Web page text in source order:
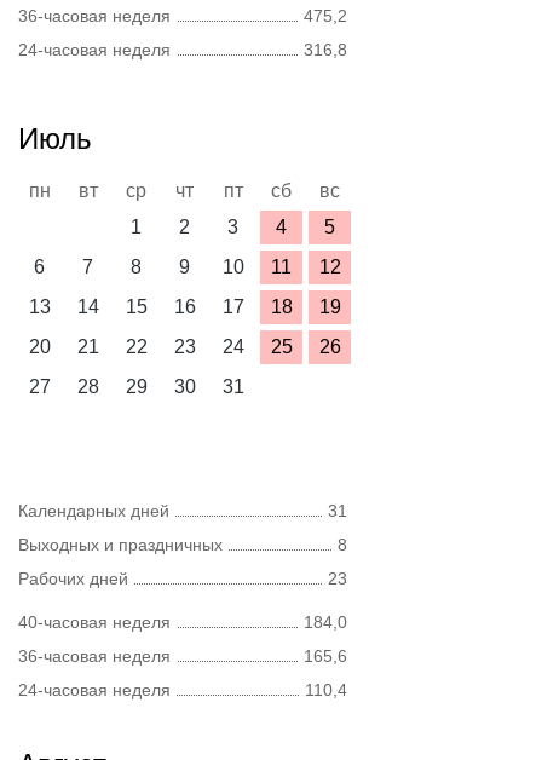
36-часовая неделя
475,2
24-часовая неделя
316,8
Июль
пн вт ср чт пт сб
вс
1
2 3 4
5
6
7 8 9 10 11
12
13
14 15 16 17 18
19
20
21 22 23 24 25
26
27
28 29 30 31
Календарных дней
31
Выходных и праздничных
8
Рабочих дней
23
40-часовая неделя
184,0
36-часовая неделя
165,6
24-часовая неделя
110,4